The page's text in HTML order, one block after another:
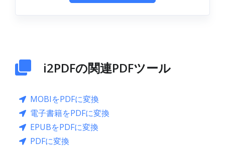
i2PDFの関連PDFツール
MOBIをPDFに変換
電子書籍をPDFに変換
EPUBをPDFに変換
PDFに変換